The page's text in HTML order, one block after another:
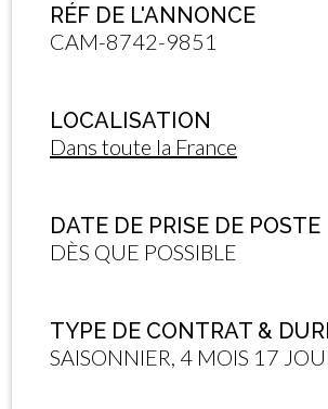
RÉF DE L'ANNONCE
CAM-8742-9851
LOCALISATION
Dans toute la France
DATE DE PRISE DE POSTE
DÈS QUE POSSIBLE
TYPE DE CONTRAT &
SAISONNIER, 4 MOIS 17